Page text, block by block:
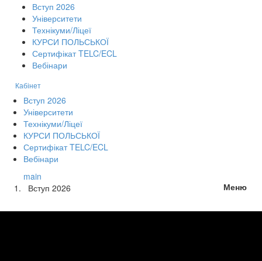
Вступ 2026
Університети
Технікуми/Ліцеї
КУРСИ ПОЛЬСЬКОЇ
Сертифікат TELC/ECL
Вебінари
Кабінет
Вступ 2026
Університети
Технікуми/Ліцеї
КУРСИ ПОЛЬСЬКОЇ
Сертифікат TELC/ECL
Вебінари
Меню
main
Вступ 2026